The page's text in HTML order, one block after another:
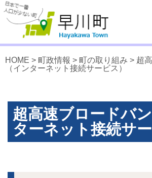
HOME > 町政情報 > 町の取り組み > 超
（インターネット接続サービス）
超高速ブロードバ
ターネット接続サー